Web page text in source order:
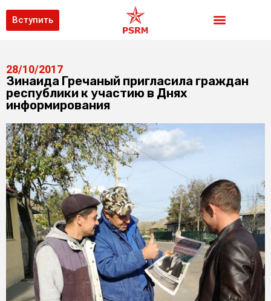
Вступить
28/10/2017
Зинаида Гречаный пригласила граждан
республики к участию в Днях
информирования